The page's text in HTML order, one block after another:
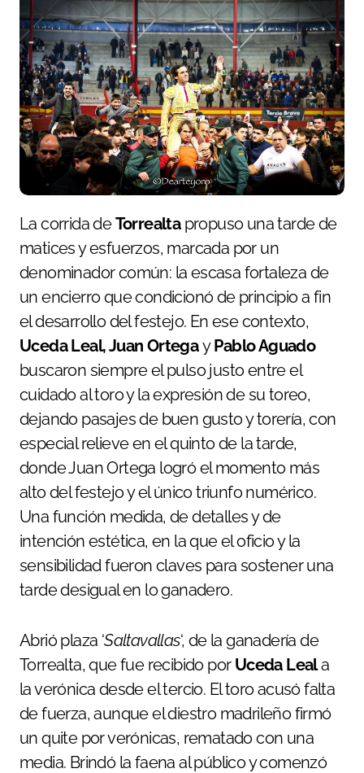
La corrida deTorrealta propuso una tarde de
matices y esfuerzos, marcada por un
denominador común: la escasa fortaleza de
un encierro que condicionó de principio a fin
el desarrollo del festejo. En ese contexto,
Uceda Leal, Juan OrtegayPablo Aguado
buscaron siempre el pulso justo entre el
cuidado al toro y la expresión de su toreo,
dejando pasajes de buen gusto y torería, con
especial relieve en el quinto de la tarde,
donde Juan Ortega logró el momento más
alto del festejo y el único triunfo numérico.
Una función medida, de detalles y de
intención estética, en la que el oficio y la
sensibilidad fueron claves para sostener una
tarde desigual en lo ganadero.
Abrió plaza ‘Saltavallas‘, de la ganadería de
Torrealta, que fue recibido por Uceda Leala
la verónica desde el tercio. El toro acusó falta
de fuerza, aunque el diestro madrileño firmó
un quite por verónicas, rematado con una
media. Brindó la faena al público y comenzó